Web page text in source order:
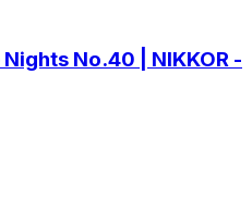
No.40 | NIKKOR -